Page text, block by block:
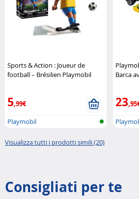
Sports & Action : Joueur de
football – Brésilien Playmobil
5,99€
Playmobil
Barca
23
Visualizza tutti i prodotti simili (20)
Consigliati per te